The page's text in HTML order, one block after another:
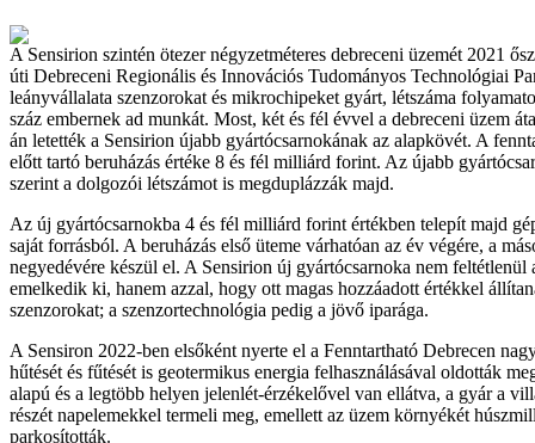
A Sensirion szintén ötezer négyzetméteres debreceni üzemét 2021
úti Debreceni Regionális és Innovációs Tudományos Technológiai
leányvállalata szenzorokat és mikrochipeket gyárt, létszáma
száz embernek ad munkát. Most, két és fél évvel a debreceni üzem
án letették a Sensirion újabb gyártócsarnokának az alapkövét. A
előtt tartó beruházás értéke 8 és fél milliárd forint. Az újabb
szerint a dolgozói létszámot is megduplázzák majd.
Az új gyártócsarnokba 4 és fél milliárd forint értékben telepít majd
saját forrásból. A beruházás első üteme várhatóan az év végére, a
negyedévére készül el. A Sensirion új gyártócsarnoka nem feltétlenül
emelkedik ki, hanem azzal, hogy ott magas hozzáadott értékkel
szenzorokat; a szenzortechnológia pedig a jövő iparága.
A Sensiron 2022-ben elsőként nyerte el a Fenntartható Debrecen
hűtését és fűtését is geotermikus energia felhasználásával oldották
alapú és a legtöbb helyen jelenlét-érzékelővel van ellátva, a gyár a
részét napelemekkel termeli meg, emellett az üzem környékét
parkosították.